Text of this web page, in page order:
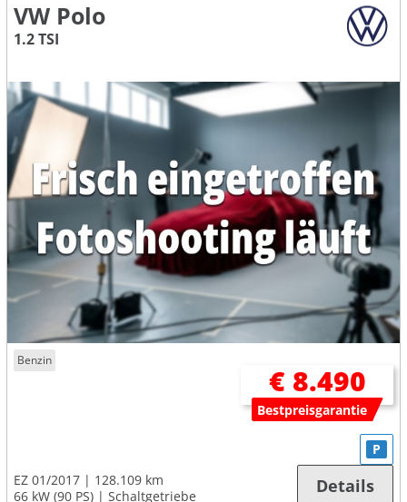
VW Polo
1.2 TSI
Benzin
€ 8.490
Bestpreisgarantie
EZ 01/2017
128.109 km
66 kW (90 PS)
Schaltgetriebe
P
Details